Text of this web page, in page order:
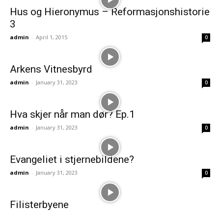
Hus og Hieronymus – Reformasjonshistorie
3
admin - April 1, 2015 0
Arkens Vitnesbyrd
admin - January 31, 2023 0
Hva skjer når man dør? Ep.1
admin - January 31, 2023 0
Evangeliet i stjernebildene?
admin - January 31, 2023 0
Filisterbyene